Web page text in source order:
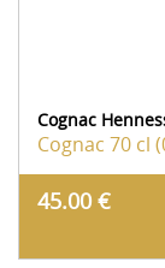
Cognac
Cognac 70 cl
45.00 €